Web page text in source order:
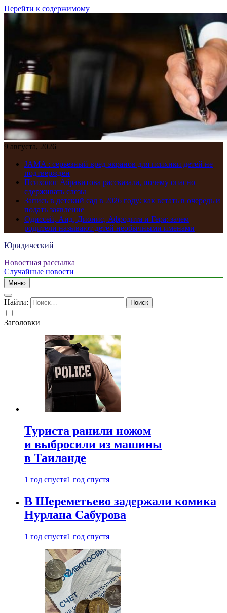
Перейти к содержимому
9 августа, 2026
JAMA : серьезный вред экранов для психики детей не
подтвержден
Психолог Абравитова рассказала, почему опасно
сдерживать слезы
Запись в детский сад в 2026 году: как встать в очередь и
подать заявление
Одиссей, Аид, Дионис, Афродита и Гера: зачем
родители называют детей необычными именами
Юридический
Новостная рассылка
Случайные новости
Меню
Найти:
Заголовки
Туриста ранили ножом
и выбросили из машины
в Таиланде
1 год спустя1 год спустя
В Шереметьево задержали комика
Нурлана Сабурова
1 год спустя1 год спустя